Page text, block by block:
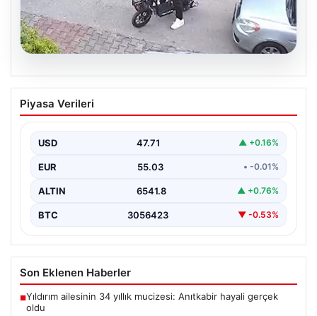
Bolu’da Vahşet: Yavru Kediye İşlenen
İğrenç Olay Kameralara Yansıdı
günlerde meydana gelen korkutucu olay, bölgedeki
sakinleri derinden sarstı. Elektrikli…
Piyasa Verileri
USD 47.71 ▲ +0.16%
EUR 55.03 • -0.01%
ALTIN 6541.8 ▲ +0.76%
BTC 3056423 ▼ -0.53%
Son Eklenen Haberler
■Yıldırım ailesinin 34 yıllık mucizesi: Anıtkabir hayali gerçek
oldu